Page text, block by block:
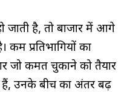
जाती है, तो बाजार में आगे
कम प्रतिभागियों का
जो कीमत चुकाने को तैयार
हैं, उनके बीच का अंतर बढ़